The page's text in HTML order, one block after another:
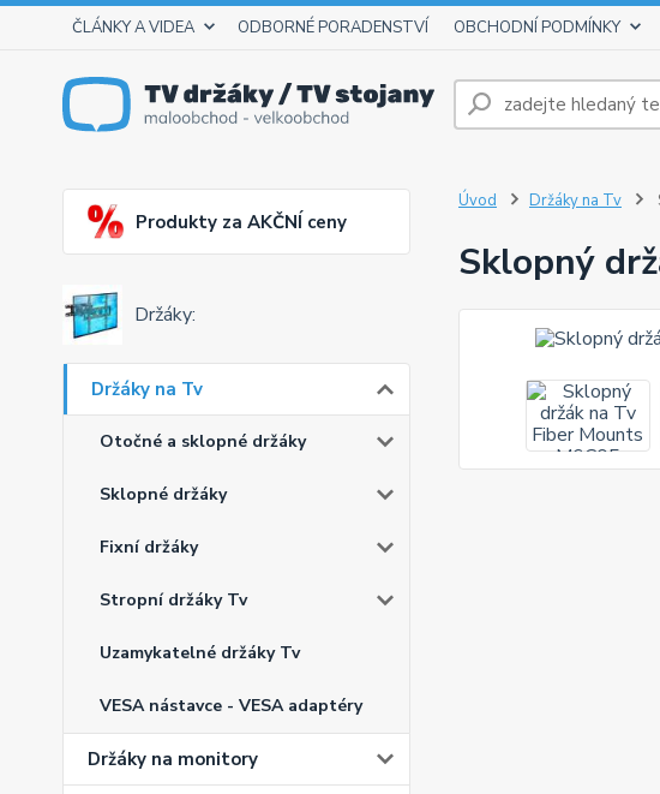
ČLÁNKY A VIDEA ODBORNÉ PORADENSTVÍ OBCHODNÍ PODMÍNKY
Produkty za AKČNÍ ceny
Držáky:
Držáky na Tv
Otočné a sklopné držáky
Sklopné držáky
Fixní držáky
Stropní držáky Tv
Uzamykatelné držáky Tv
VESA nástavce - VESA adaptéry
Držáky na monitory
Úvod Držáky na Tv
Sklopný